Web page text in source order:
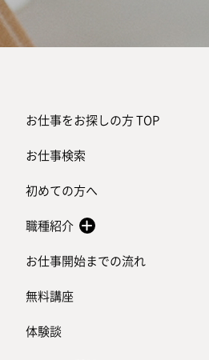
お仕事をお探しの方 TOP
お仕事検索
初めての方へ
職種紹介
お仕事開始までの流れ
無料講座
体験談